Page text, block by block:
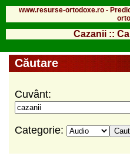
www.resurse-ortodoxe.ro -
Cazanii ::
Căutare
Cuvânt:
Categorie: